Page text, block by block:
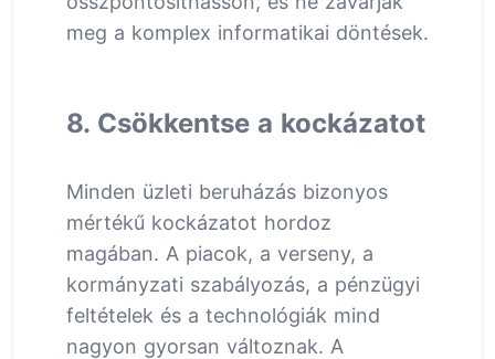
meg a komplex informatikai döntések.
8. Csökkentse a kockázatot
Minden üzleti beruházás bizonyos
mértékű kockázatot hordoz
magában. A piacok, a verseny, a
kormányzati szabályozás, a pénzügyi
feltételek és a technológiák mind
nagyon gyorsan változnak. A